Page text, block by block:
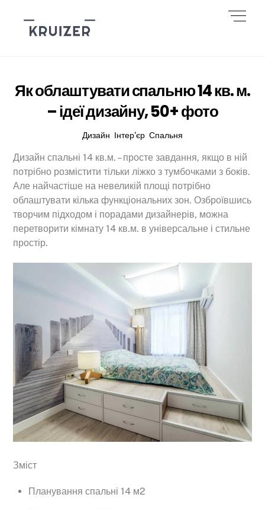
content
Як облаштувати спальню 14 кв. м.
– ідеї дизайну, 50+ фото
Дизайн Інтер’єр Спальня
Дизайн спальні 14 кв.м. – просте завдання, якщо в ній
потрібно розмістити тільки ліжко з тумбочками з боків.
Але найчастіше на невеликій площі потрібно
облаштувати кілька функціональних зон. Озброївшись
творчим підходом і порадами дизайнерів, можна
перетворити кімнату 14 кв.м. в універсальне і стильне
простір.
Зміст
Планування спальні 14 м2